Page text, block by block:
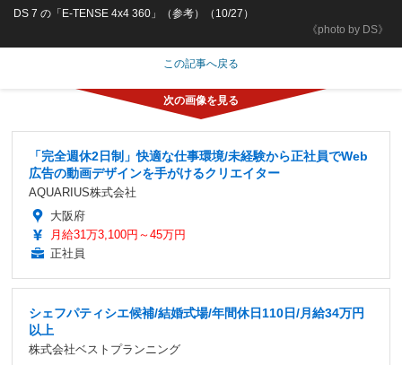
《photo by DS》
DS 7 の「E-TENSE 4x4 360」（参考）（10/27）
この記事へ戻る
「完全週休2日制」快適な仕事環境/未経験から正社員でWeb
広告の動画デザインを手がけるクリエイター
AQUARIUS株式会社
大阪府
月給31万3,100円～45万円
正社員
シェフパティシエ候補/結婚式場/年間休日110日/月給34万円
以上
株式会社ベストプランニング